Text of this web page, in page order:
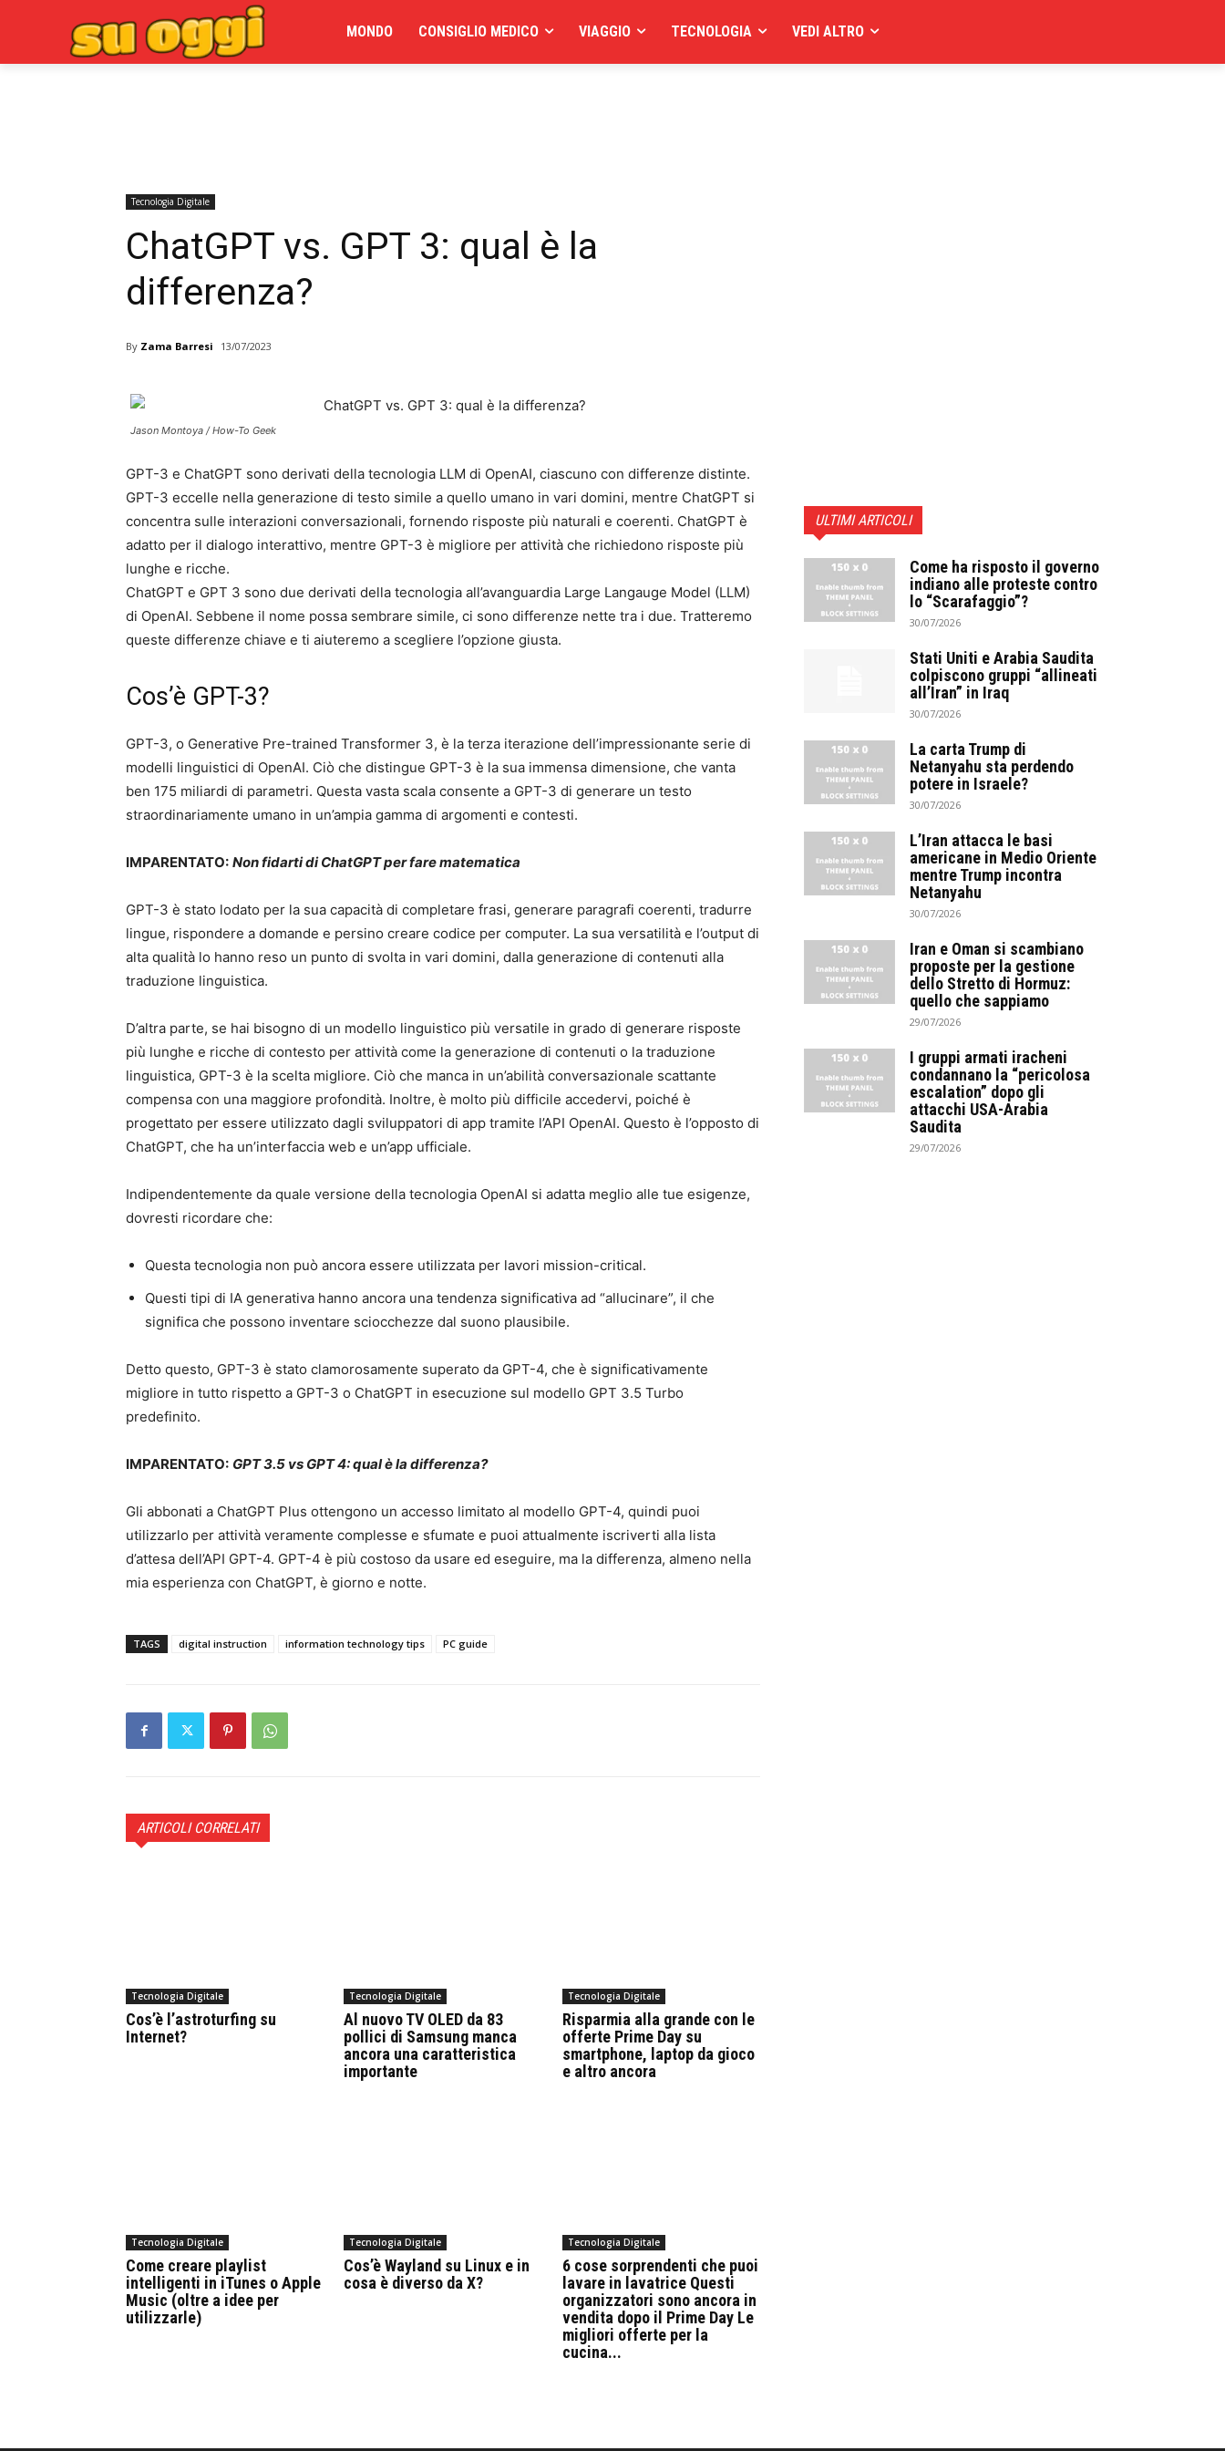
MONDO CONSIGLIO MEDICO VIAGGIO TECNOLOGIA VEDI ALTRO
Tecnologia Digitale
ChatGPT vs. GPT 3: qual è la
differenza?
By Zama Barresi 13/07/2023
Jason Montoya / How-To Geek
GPT-3 e ChatGPT sono derivati ​​della tecnologia LLM di OpenAI, ciascuno con differenze distinte.
GPT-3 eccelle nella generazione di testo simile a quello umano in vari domini, mentre ChatGPT si
concentra sulle interazioni conversazionali, fornendo risposte più naturali e coerenti. ChatGPT è
adatto per il dialogo interattivo, mentre GPT-3 è migliore per attività che richiedono risposte più
lunghe e ricche.
ChatGPT e GPT 3 sono due derivati ​​della tecnologia all’avanguardia Large Langauge Model (LLM)
di OpenAI. Sebbene il nome possa sembrare simile, ci sono differenze nette tra i due. Tratteremo
queste differenze chiave e ti aiuteremo a scegliere l’opzione giusta.
Cos’è GPT-3?
GPT-3, o Generative Pre-trained Transformer 3, è la terza iterazione dell’impressionante serie di
modelli linguistici di OpenAI. Ciò che distingue GPT-3 è la sua immensa dimensione, che vanta
ben 175 miliardi di parametri. Questa vasta scala consente a GPT-3 di generare un testo
straordinariamente umano in un’ampia gamma di argomenti e contesti.
IMPARENTATO: Non fidarti di ChatGPT per fare matematica
GPT-3 è stato lodato per la sua capacità di completare frasi, generare paragrafi coerenti, tradurre
lingue, rispondere a domande e persino creare codice per computer. La sua versatilità e l’output di
alta qualità lo hanno reso un punto di svolta in vari domini, dalla generazione di contenuti alla
traduzione linguistica.
D’altra parte, se hai bisogno di un modello linguistico più versatile in grado di generare risposte
più lunghe e ricche di contesto per attività come la generazione di contenuti o la traduzione
linguistica, GPT-3 è la scelta migliore. Ciò che manca in un’abilità conversazionale scattante
compensa con una maggiore profondità. Inoltre, è molto più difficile accedervi, poiché è
progettato per essere utilizzato dagli sviluppatori di app tramite l’API OpenAI. Questo è l’opposto di
ChatGPT, che ha un’interfaccia web e un’app ufficiale.
Indipendentemente da quale versione della tecnologia OpenAI si adatta meglio alle tue esigenze,
dovresti ricordare che:
Questa tecnologia non può ancora essere utilizzata per lavori mission-critical.
Questi tipi di IA generativa hanno ancora una tendenza significativa ad “allucinare”, il che
significa che possono inventare sciocchezze dal suono plausibile.
Detto questo, GPT-3 è stato clamorosamente superato da GPT-4, che è significativamente
migliore in tutto rispetto a GPT-3 o ChatGPT in esecuzione sul modello GPT 3.5 Turbo
predefinito.
IMPARENTATO: GPT 3.5 vs GPT 4: qual è la differenza?
Gli abbonati a ChatGPT Plus ottengono un accesso limitato al modello GPT-4, quindi puoi
utilizzarlo per attività veramente complesse e sfumate e puoi attualmente iscriverti alla lista
d’attesa dell’API GPT-4. GPT-4 è più costoso da usare ed eseguire, ma la differenza, almeno nella
mia esperienza con ChatGPT, è giorno e notte.
TAGS digital instruction information technology tips PC guide
ARTICOLI CORRELATI
Tecnologia Digitale
Cos’è l’astroturfing su
Internet?
Tecnologia Digitale
Al nuovo TV OLED da 83
pollici di Samsung manca
ancora una caratteristica
importante
Tecnologia Digitale
Risparmia alla grande con le
offerte Prime Day su
smartphone, laptop da gioco
e altro ancora
Tecnologia Digitale
Come creare playlist
intelligenti in iTunes o Apple
Music (oltre a idee per
utilizzarle)
Tecnologia Digitale
Cos’è Wayland su Linux e in
cosa è diverso da X?
Tecnologia Digitale
6 cose sorprendenti che puoi
lavare in lavatrice Questi
organizzatori sono ancora in
vendita dopo il Prime Day Le
migliori offerte per la
cucina...
ULTIMI ARTICOLI
Come ha risposto il governo
indiano alle proteste contro
lo “Scarafaggio”?
30/07/2026
Stati Uniti e Arabia Saudita
colpiscono gruppi “allineati
all’Iran” in Iraq
30/07/2026
La carta Trump di
Netanyahu sta perdendo
potere in Israele?
30/07/2026
L’Iran attacca le basi
americane in Medio Oriente
mentre Trump incontra
Netanyahu
30/07/2026
Iran e Oman si scambiano
proposte per la gestione
dello Stretto di Hormuz:
quello che sappiamo
29/07/2026
I gruppi armati iracheni
condannano la “pericolosa
escalation” dopo gli
attacchi USA-Arabia
Saudita
29/07/2026